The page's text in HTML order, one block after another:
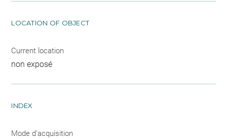
LOCATION OF OBJECT
Current location
non exposé
INDEX
Mode d'acquisition